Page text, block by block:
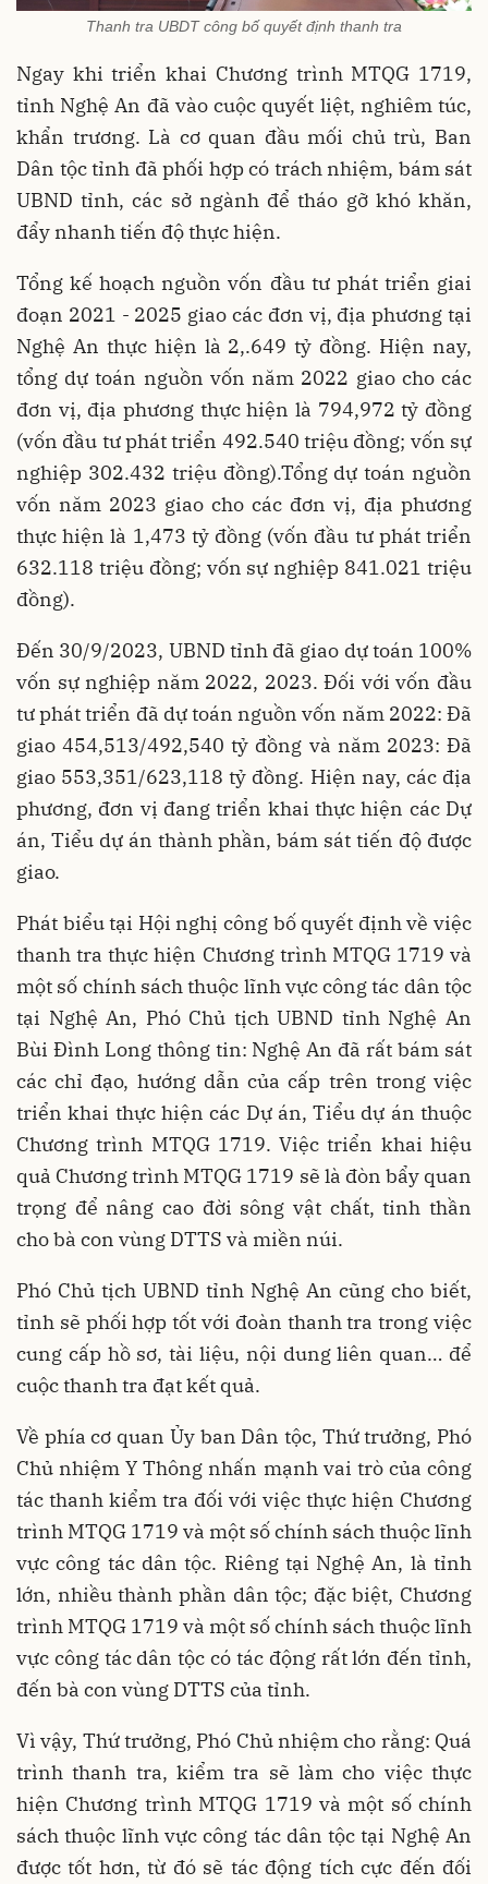
Thanh tra UBDT công bố quyết định thanh tra
Ngay khi triển khai Chương trình MTQG 1719,
tỉnh Nghệ An đã vào cuộc quyết liệt, nghiêm túc,
khẩn trương. Là cơ quan đầu mối chủ trù, Ban
Dân tộc tỉnh đã phối hợp có trách nhiệm, bám sát
UBND tỉnh, các sở ngành để tháo gỡ khó khăn,
đẩy nhanh tiến độ thực hiện.
Tổng kế hoạch nguồn vốn đầu tư phát triển giai
đoạn 2021 - 2025 giao các đơn vị, địa phương tại
Nghệ An thực hiện là 2,.649 tỷ đồng. Hiện nay,
tổng dự toán nguồn vốn năm 2022 giao cho các
đơn vị, địa phương thực hiện là 794,972 tỷ đồng
(vốn đầu tư phát triển 492.540 triệu đồng; vốn sự
nghiệp 302.432 triệu đồng).Tổng dự toán nguồn
vốn năm 2023 giao cho các đơn vị, địa phương
thực hiện là 1,473 tỷ đồng (vốn đầu tư phát triển
632.118 triệu đồng; vốn sự nghiệp 841.021 triệu
đồng).
Đến 30/9/2023, UBND tỉnh đã giao dự toán 100%
vốn sự nghiệp năm 2022, 2023. Đối với vốn đầu
tư phát triển đã dự toán nguồn vốn năm 2022: Đã
giao 454,513/492,540 tỷ đồng và năm 2023: Đã
giao 553,351/623,118 tỷ đồng. Hiện nay, các địa
phương, đơn vị đang triển khai thực hiện các Dự
án, Tiểu dự án thành phần, bám sát tiến độ được
giao.
Phát biểu tại Hội nghị công bố quyết định về việc
thanh tra thực hiện Chương trình MTQG 1719 và
một số chính sách thuộc lĩnh vực công tác dân tộc
tại Nghệ An, Phó Chủ tịch UBND tỉnh Nghệ An
Bùi Đình Long thông tin: Nghệ An đã rất bám sát
các chỉ đạo, hướng dẫn của cấp trên trong việc
triển khai thực hiện các Dự án, Tiểu dự án thuộc
Chương trình MTQG 1719. Việc triển khai hiệu
quả Chương trình MTQG 1719 sẽ là đòn bẩy quan
trọng để nâng cao đời sông vật chất, tinh thần
cho bà con vùng DTTS và miền núi.
Phó Chủ tịch UBND tỉnh Nghệ An cũng cho biết,
tỉnh sẽ phối hợp tốt với đoàn thanh tra trong việc
cung cấp hồ sơ, tài liệu, nội dung liên quan… để
cuộc thanh tra đạt kết quả.
Về phía cơ quan Ủy ban Dân tộc, Thứ trưởng, Phó
Chủ nhiệm Y Thông nhấn mạnh vai trò của công
tác thanh kiểm tra đối với việc thực hiện Chương
trình MTQG 1719 và một số chính sách thuộc lĩnh
vực công tác dân tộc. Riêng tại Nghệ An, là tỉnh
lớn, nhiều thành phần dân tộc; đặc biệt, Chương
trình MTQG 1719 và một số chính sách thuộc lĩnh
vực công tác dân tộc có tác động rất lớn đến tỉnh,
đến bà con vùng DTTS của tỉnh.
Vì vậy, Thứ trưởng, Phó Chủ nhiệm cho rằng: Quá
trình thanh tra, kiểm tra sẽ làm cho việc thực
hiện Chương trình MTQG 1719 và một số chính
sách thuộc lĩnh vực công tác dân tộc tại Nghệ An
được tốt hơn, từ đó sẽ tác động tích cực đến đối